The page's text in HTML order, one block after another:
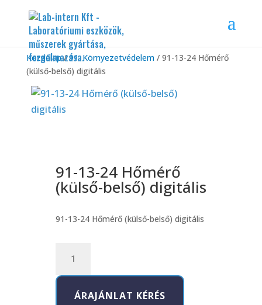
Kezdőlap/91. Környezetvédelem/ 91-13-24 Hőmérő
(külső-belső) digitális
91-13-24 Hőmérő
(külső-belső) digitális
91-13-24 Hőmérő (külső-belső) digitális
24
Hőmérő
ÁRAJÁNLAT KÉRÉS